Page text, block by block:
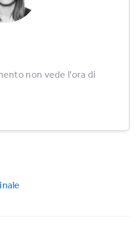
non vede l'ora di